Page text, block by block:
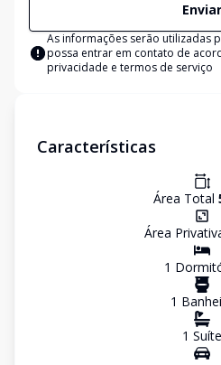
Enviar
As informações serão utilizadas
possa entrar em contato de
privacidade e termos de serviço
Características
Área Total
Área
1
1
1 Suíte